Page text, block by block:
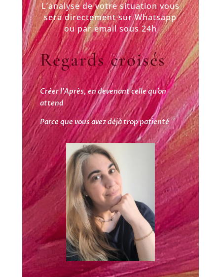
L’analyse de votre situation vous
sera directement sur Whatsapp
ou par email sous 24h
Regards croisés
Créer l’Après, en devenant celle qu’on
attend
Parce que vous avez déjà trop patienté